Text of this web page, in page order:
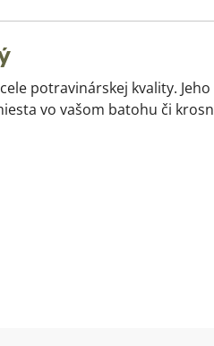
potravinárskej kvality.
vo vašom batohu či